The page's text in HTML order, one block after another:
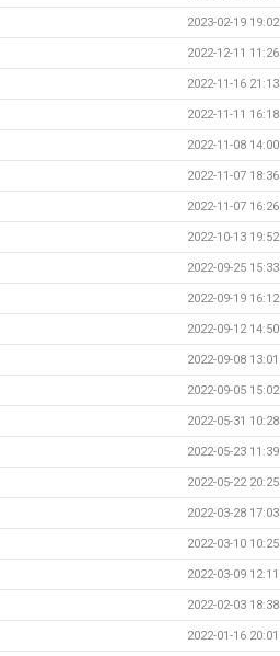
2023-02-19 19:02
2022-12-11 11:26
2022-11-16 21:13
2022-11-11 16:18
2022-11-08 14:00
2022-11-07 18:36
2022-11-07 16:26
2022-10-13 19:52
2022-09-25 15:33
2022-09-19 16:12
2022-09-12 14:50
2022-09-08 13:01
2022-09-05 15:02
2022-05-31 10:28
2022-05-23 11:39
2022-05-22 20:25
2022-03-28 17:03
2022-03-10 10:25
2022-03-09 12:11
2022-02-03 18:38
2022-01-16 20:01